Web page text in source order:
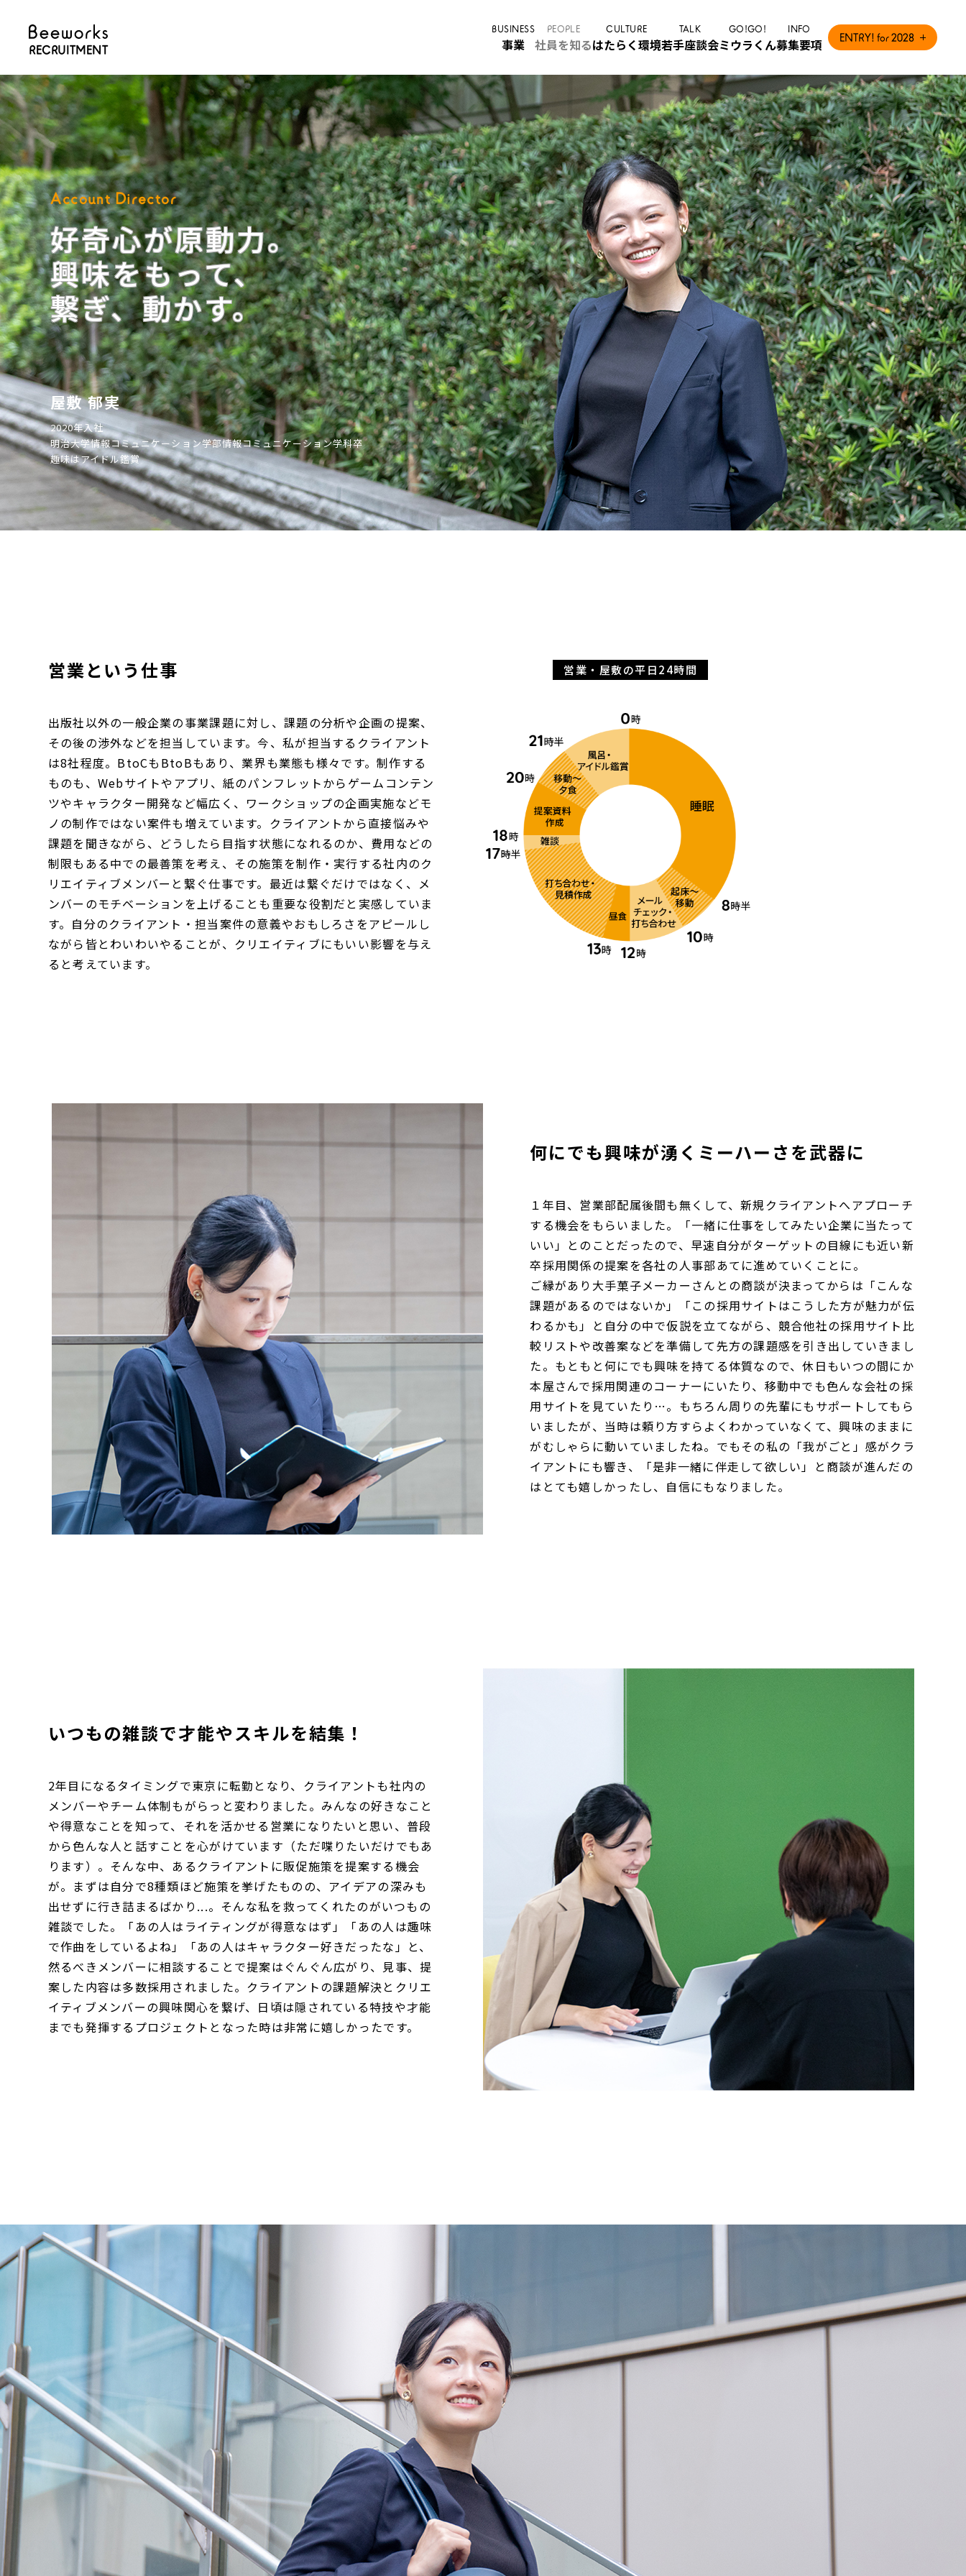
RECRUITMENT
BUSINESS
事業
PEOPLE
社員を知る
CULTURE
はたらく環境
TALK
若手座談会
GO!GO!
ミウラくん
INFO
募集要項 ENTRY! for 2028
Account Director
好奇心が原動力。
興味をもって、
繋ぎ、動かす。
屋敷 郁実
2020年入社
明治大学情報コミュニケーション学部情報コミュニケーション学科卒
趣味はアイドル鑑賞
営業という仕事
出版社以外の一般企業の事業課題に対し、課題の分析や企画の提案、
その後の渉外などを担当しています。今、私が担当するクライアント
は8社程度。BtoCもBtoBもあり、業界も業態も様々です。制作する
ものも、Webサイトやアプリ、紙のパンフレットからゲームコンテン
ツやキャラクター開発など幅広く、ワークショップの企画実施などモ
ノの制作ではない案件も増えています。クライアントから直接悩みや
課題を聞きながら、どうしたら目指す状態になれるのか、費用などの
制限もある中での最善策を考え、その施策を制作・実行する社内のク
リエイティブメンバーと繋ぐ仕事です。最近は繋ぐだけではなく、メ
ンバーのモチベーションを上げることも重要な役割だと実感していま
す。自分のクライアント・担当案件の意義やおもしろさをアピールし
ながら皆とわいわいやることが、クリエイティブにもいい影響を与え
ると考えています。
営業・屋敷の平日24時間
何にでも興味が湧くミーハーさを武器に
１年目、営業部配属後間も無くして、新規クライアントへアプローチ
する機会をもらいました。「一緒に仕事をしてみたい企業に当たって
いい」とのことだったので、早速自分がターゲットの目線にも近い新
卒採用関係の提案を各社の人事部あてに進めていくことに。
ご縁があり大手菓子メーカーさんとの商談が決まってからは「こんな
課題があるのではないか」「この採用サイトはこうした方が魅力が伝
わるかも」と自分の中で仮説を立てながら、競合他社の採用サイト比
較リストや改善案などを準備して先方の課題感を引き出していきまし
た。もともと何にでも興味を持てる体質なので、休日もいつの間にか
本屋さんで採用関連のコーナーにいたり、移動中でも色んな会社の採
用サイトを見ていたり…。もちろん周りの先輩にもサポートしてもら
いましたが、当時は頼り方すらよくわかっていなくて、興味のままに
がむしゃらに動いていましたね。でもその私の「我がごと」感がクラ
イアントにも響き、「是非一緒に伴走して欲しい」と商談が進んだの
はとても嬉しかったし、自信にもなりました。
いつもの雑談で才能やスキルを結集！
2年目になるタイミングで東京に転勤となり、クライアントも社内の
メンバーやチーム体制もがらっと変わりました。みんなの好きなこと
や得意なことを知って、それを活かせる営業になりたいと思い、普段
から色んな人と話すことを心がけています（ただ喋りたいだけでもあ
ります）。そんな中、あるクライアントに販促施策を提案する機会
が。まずは自分で8種類ほど施策を挙げたものの、アイデアの深みも
出せずに行き詰まるばかり...。そんな私を救ってくれたのがいつもの
雑談でした。「あの人はライティングが得意なはず」「あの人は趣味
で作曲をしているよね」「あの人はキャラクター好きだったな」と、
然るべきメンバーに相談することで提案はぐんぐん広がり、見事、提
案した内容は多数採用されました。クライアントの課題解決とクリエ
イティブメンバーの興味関心を繋げ、日頃は隠されている特技や才能
までも発揮するプロジェクトとなった時は非常に嬉しかったです。